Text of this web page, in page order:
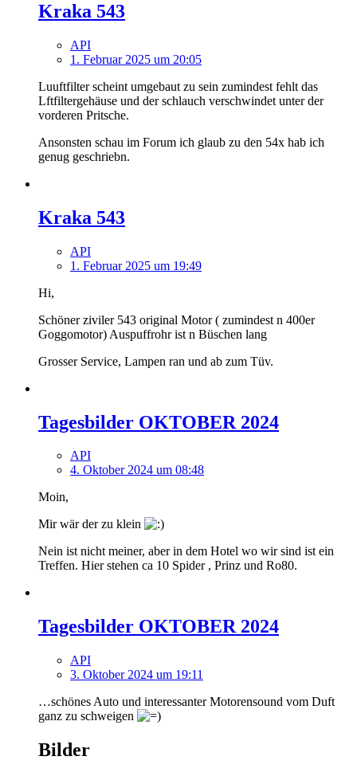
Kraka 543
API
1. Februar 2025 um 20:05
Luuftfilter scheint umgebaut zu sein zumindest fehlt das
Lftfiltergehäuse und der schlauch verschwindet unter der
vorderen Pritsche.
Ansonsten schau im Forum ich glaub zu den 54x hab ich
genug geschriebn.
Kraka 543
API
1. Februar 2025 um 19:49
Hi,
Schöner ziviler 543 original Motor ( zumindest n 400er
Goggomotor) Auspuffrohr ist n Büschen lang
Grosser Service, Lampen ran und ab zum Tüv.
Tagesbilder OKTOBER 2024
API
4. Oktober 2024 um 08:48
Moin,
Mir wär der zu klein
Nein ist nicht meiner, aber in dem Hotel wo wir sind ist ein
Treffen. Hier stehen ca 10 Spider , Prinz und Ro80.
Tagesbilder OKTOBER 2024
API
3. Oktober 2024 um 19:11
…schönes Auto und interessanter Motorensound vom Duft
ganz zu schweigen
Bilder